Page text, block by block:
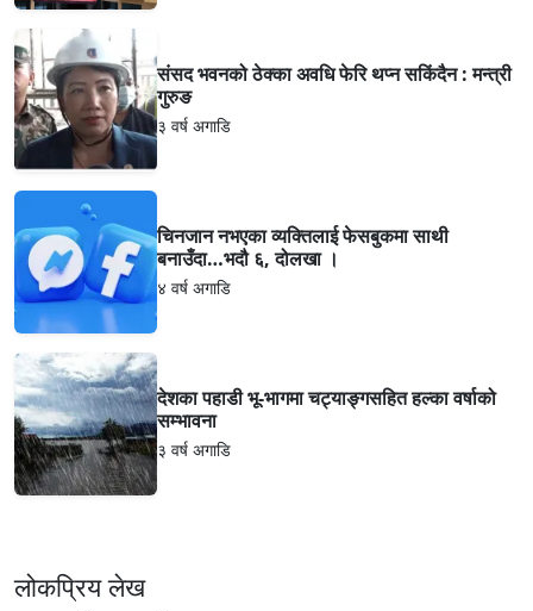
संसद भवनको ठेक्का अवधि फेरि थप्न सकिंदैन : मन्त्री
गुरुङ
३ वर्ष अगाडि
चिनजान नभएका व्यक्तिलाई फेसबुकमा साथी
बनाउँदा…भदौ ६, दोलखा ।
४ वर्ष अगाडि
देशका पहाडी भू-भागमा चट्याङ्गसहित हल्का वर्षाको
सम्भावना
३ वर्ष अगाडि
लोकप्रिय लेख